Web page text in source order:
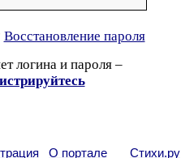
Восстановление пароля
логина и пароля –
О портале Стихи.ру